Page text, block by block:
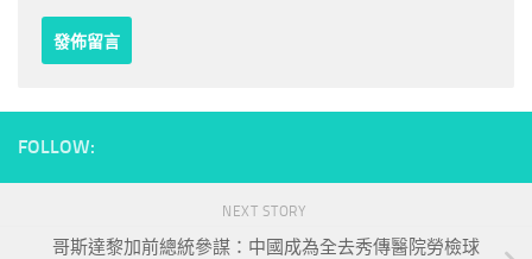
FOLLOW:
NEXT STORY
哥斯達黎加前總統參謀：中國成為全去秀傳醫院勞檢球